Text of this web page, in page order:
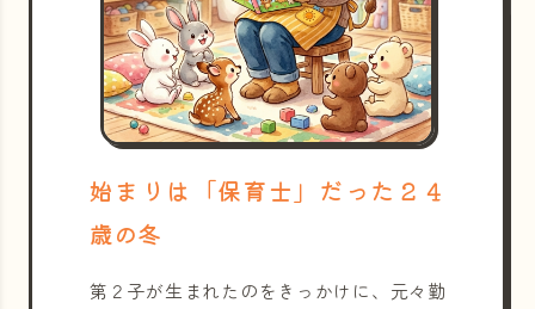
始まりは「保育士」だった２４
歳の冬
第２子が生まれたのをきっかけに、元々勤